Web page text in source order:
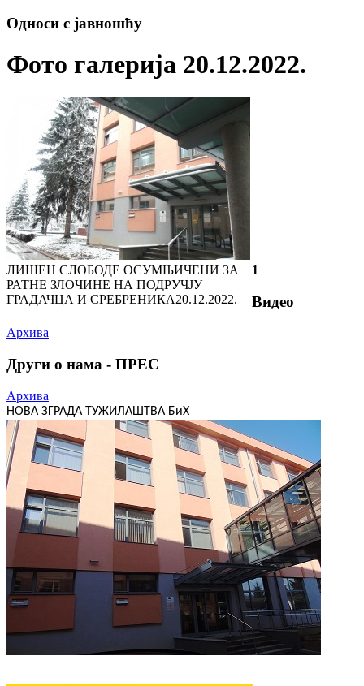
Односи с јавношћу
Фото галерија 20.12.2022.
ЛИШЕН СЛОБОДЕ ОСУМЊИЧЕНИ ЗА
РАТНЕ ЗЛОЧИНЕ НА ПОДРУЧЈУ
ГРАДАЧЦА И СРЕБРЕНИКА20.12.2022.
1
Видео
Архива
Други о нама - ПРЕС
Архива
НОВА ЗГРАДА ТУЖИЛАШТВА БиХ